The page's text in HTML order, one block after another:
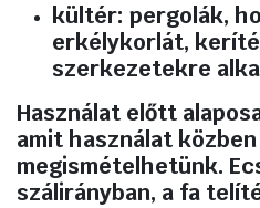
kültér: pergolák,
erkélykorlát,
szerkezetekre
Használat előtt
amit használat
megismételhetünk.
szálirányban, a fa